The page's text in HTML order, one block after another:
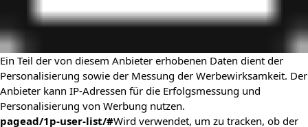
Ein Teil der von diesem Anbieter erhobenen Daten dient der
Personalisierung sowie der Messung der Werbewirksamkeit. Der
Anbieter kann IP-Adressen für die Erfolgsmessung und
Personalisierung von Werbung nutzen.
pagead/1p-user-list/#Wird verwendet, um zu tracken, ob der